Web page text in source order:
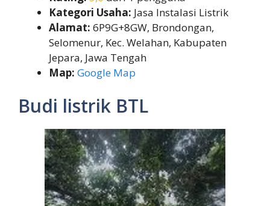
Kategori Usaha: Jasa Instalasi Listrik
Alamat: 6P9G+8GW, Brondongan,
Selomenur, Kec. Welahan, Kabupaten
Jepara, Jawa Tengah
Map: Google Map
Budi listrik BTL